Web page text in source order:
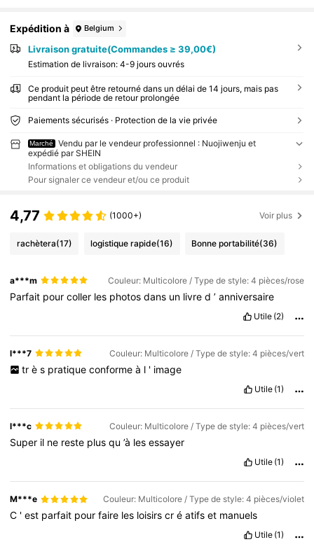
Expédition à Belgium
Livraison gratuite(Commandes ≥ 39,00€)
Estimation de livraison: 4-9 jours ouvrés
Ce produit peut être retourné dans un délai de 14 jours, mais pas
pendant la période de retour prolongée
Paiements sécurisés · Protection de la vie privée
Marché
Vendu par le vendeur professionnel : Nuojiwenju et
expédié par SHEIN
Informations et obligations du vendeur
Pour signaler ce vendeur et/ou ce produit
4,77 (1000+) Voir plus
rachètera(17) logistique rapide(16) Bonne portabilité(36)
a***m Couleur: Multicolore / Type de style: 4 pièces/rose
Parfait pourcoller les photosdans un livred’anniversaire
Utile (2)
l***7 Couleur: Multicolore / Type de style: 4 pièces/vert
tr è s pratique conforme à l ' image
Utile (1)
l***c Couleur: Multicolore / Type de style: 4 pièces/vert
Super il ne reste plusqu’à lesessayer
Utile (1)
M***e Couleur: Multicolore / Type de style: 4 pièces/violet
C 'est parfait pourfaire les loisirscréatifset manuels
Utile (1)